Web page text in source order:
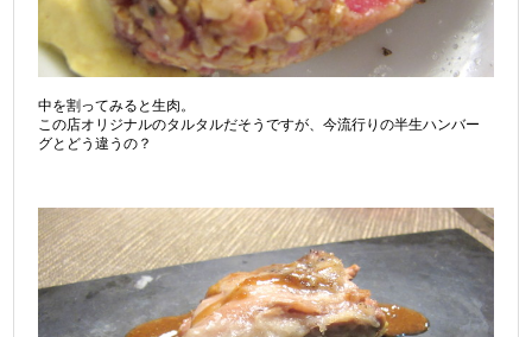
中を割ってみると生肉。
この店オリジナルのタルタルだそうですが、今流行りの半生ハンバー
グとどう違うの？